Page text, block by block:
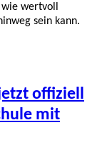
wertvoll
sein kann.
offiziell
mit